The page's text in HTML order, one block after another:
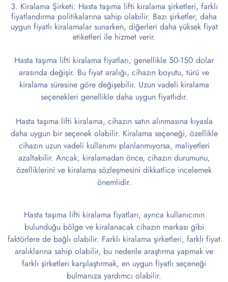
Kiralama Şirketi: Hasta taşıma lifti kiralama şirketleri, farklı
fiyatlandırma politikalarına sahip olabilir. Bazı şirketler, daha
uygun fiyatlı kiralamalar sunarken, diğerleri daha yüksek fiyat
etiketleri ile hizmet verir.
Hasta taşıma lifti kiralama fiyatları, genellikle 50-150 dolar
arasında değişir. Bu fiyat aralığı, cihazın boyutu, türü ve
kiralama süresine göre değişebilir. Uzun vadeli kiralama
seçenekleri genellikle daha uygun fiyatlıdır.
Hasta taşıma lifti kiralama, cihazın satın alınmasına kıyasla
daha uygun bir seçenek olabilir. Kiralama seçeneği, özellikle
cihazın uzun vadeli kullanımı planlanmıyorsa, maliyetleri
azaltabilir. Ancak, kiralamadan önce, cihazın durumunu,
özelliklerini ve kiralama sözleşmesini dikkatlice incelemek
önemlidir.
Hasta taşıma lifti kiralama fiyatları, ayrıca kullanıcının
bulunduğu bölge ve kiralanacak cihazın markası gibi
faktörlere de bağlı olabilir. Farklı kiralama şirketleri, farklı fiyat
aralıklarına sahip olabilir, bu nedenle araştırma yapmak ve
farklı şirketleri karşılaştırmak, en uygun fiyatlı seçeneği
bulmanıza yardımcı olabilir.